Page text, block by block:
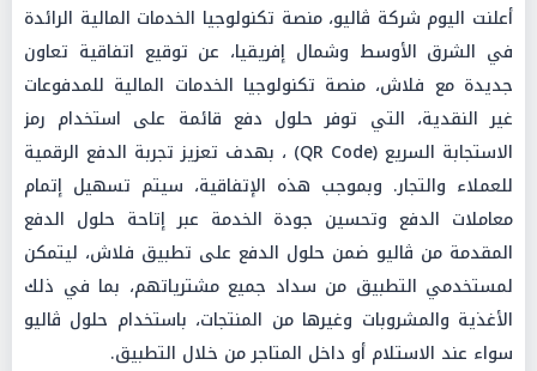
أعلنت اليوم شركة ڤاليو، منصة تكنولوجيا الخدمات المالية الرائدة
في الشرق الأوسط وشمال إفريقيا، عن توقيع اتفاقية تعاون
جديدة مع فلاش، منصة تكنولوجيا الخدمات المالية للمدفوعات
غير النقدية، التي توفر حلول دفع قائمة على استخدام رمز
الاستجابة السريع (QR Code) ، بهدف تعزيز تجربة الدفع الرقمية
للعملاء والتجار. وبموجب هذه الإتفاقية، سيتم تسهيل إتمام
معاملات الدفع وتحسين جودة الخدمة عبر إتاحة حلول الدفع
المقدمة من ڤاليو ضمن حلول الدفع على تطبيق فلاش، ليتمكن
لمستخدمي التطبيق من سداد جميع مشترياتهم، بما في ذلك
الأغذية والمشروبات وغيرها من المنتجات، باستخدام حلول ڤاليو
سواء عند الاستلام أو داخل المتاجر من خلال التطبيق.